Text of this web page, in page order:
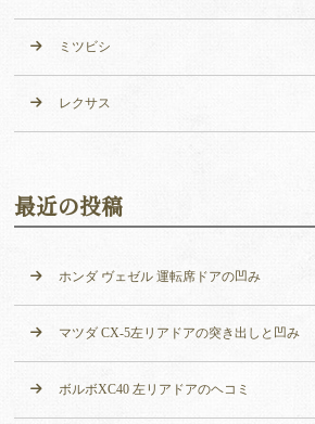
ミツビシ
レクサス
最近の投稿
ホンダ ヴェゼル 運転席ドアの凹み
マツダ CX-5左リアドアの突き出しと凹み
ボルボXC40 左リアドアのヘコミ